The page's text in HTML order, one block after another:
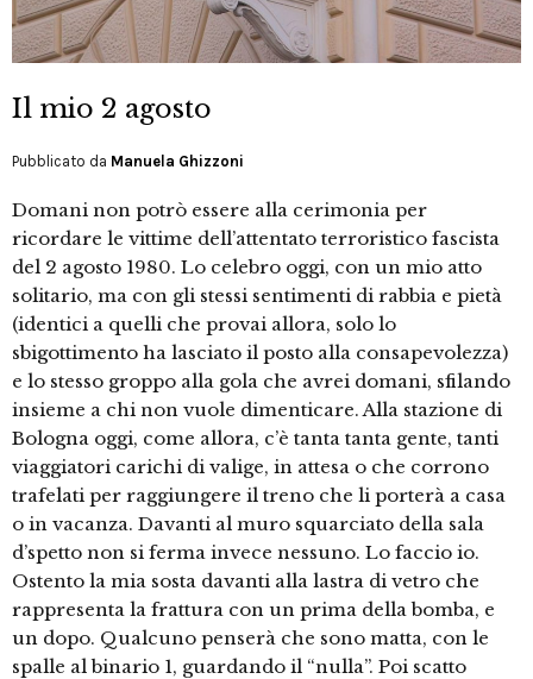
Il mio 2 agosto
Pubblicato da Manuela Ghizzoni
Domani non potrò essere alla cerimonia per
ricordare le vittime dell’attentato terroristico fascista
del 2 agosto 1980. Lo celebro oggi, con un mio atto
solitario, ma con gli stessi sentimenti di rabbia e pietà
(identici a quelli che provai allora, solo lo
sbigottimento ha lasciato il posto alla consapevolezza)
e lo stesso groppo alla gola che avrei domani, sfilando
insieme a chi non vuole dimenticare. Alla stazione di
Bologna oggi, come allora, c’è tanta tanta gente, tanti
viaggiatori carichi di valige, in attesa o che corrono
trafelati per raggiungere il treno che li porterà a casa
o in vacanza. Davanti al muro squarciato della sala
d’spetto non si ferma invece nessuno. Lo faccio io.
Ostento la mia sosta davanti alla lastra di vetro che
rappresenta la frattura con un prima della bomba, e
un dopo. Qualcuno penserà che sono matta, con le
spalle al binario 1, guardando il “nulla”. Poi scatto